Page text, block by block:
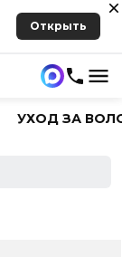
Открыть
УХОД ЗА